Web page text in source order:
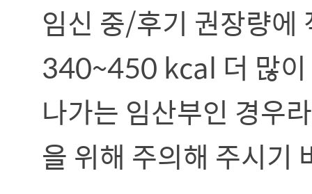
임신 중/후기 권장량에
340~450 kcal 더 많이
나가는 임산부인 경우
을 위해 주의해 주시기